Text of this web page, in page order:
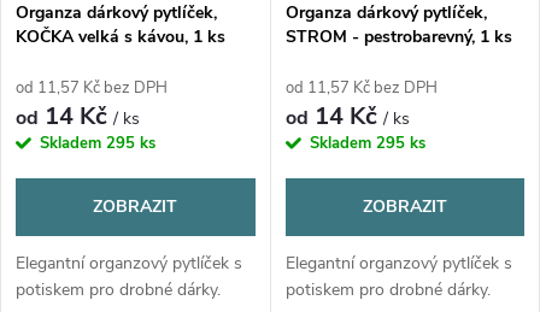
Organza dárkový pytlíček,
KOČKA velká s kávou, 1 ks
od 11,57 Kč bez DPH
od 14 Kč/ ks
Skladem 295 ks
ZOBRAZIT
Elegantní organzový pytlíček s
potiskem pro drobné dárky.
Organza dárkový pytlíček,
STROM - pestrobarevný, 1 ks
od 11,57 Kč bez DPH
od 14 Kč/ ks
Skladem 295 ks
ZOBRAZIT
Elegantní organzový pytlíček s
potiskem pro drobné dárky.